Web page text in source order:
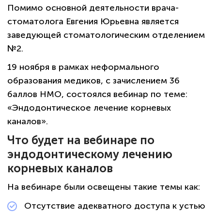
Помимо основной деятельности врача-
стоматолога Евгения Юрьевна является
заведующей стоматологическим отделением
№2.
19 ноября в рамках неформального
образования медиков, с зачислением 36
баллов НМО, состоялся вебинар по теме:
«Эндодонтическое лечение корневых
каналов».
Что будет на вебинаре по
эндодонтическому лечению
корневых каналов
На вебинаре были освещены такие темы как:
Отсутствие адекватного доступа к устью